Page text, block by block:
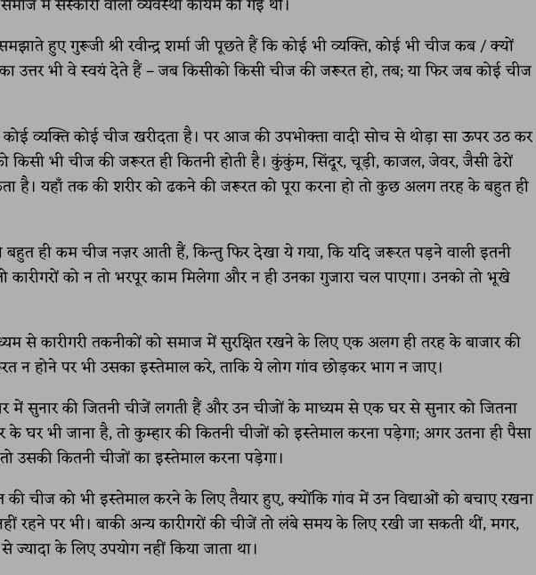
में संस्कारों वाली व्यवस्था कायम की गई थी।
हुए गुरूजी श्री रवीन्द्र शर्मा जी पूछते हैं कि कोई भी व्यक्ति, कोई भी चीज कब / क्यों
उत्तर भी वे स्वयं देते हैं – जब किसीको किसी चीज की जरूरत हो, तब; या फिर जब कोई चीज
कोई व्यक्ति कोई चीज खरीदता है। पर आज की उपभोक्ता वादी सोच से थोड़ा सा ऊपर उठ कर
भी चीज की जरूरत ही कितनी होती है। कुंकुंम, सिंदूर, चूड़ी, काजल, जेवर, जैसी ढेरों
है। यहाँ तक की शरीर को ढकने की जरूरत को पूरा करना हो तो कुछ अलग तरह के बहुत ही
ही कम चीज नज़र आती हैं, किन्तु फिर देखा ये गया, कि यदि जरूरत पड़ने वाली इतनी
कारीगरों को न तो भरपूर काम मिलेगा और न ही उनका गुजारा चल पाएगा। उनको तो भूखे
से कारीगरी तकनीकों को समाज में सुरक्षित रखने के लिए एक अलग ही तरह के बाजार की
न होने पर भी उसका इस्तेमाल करे, ताकि ये लोग गांव छोड़कर भाग न जाए।
में सुनार की जितनी चीजें लगती हैं और उन चीजों के माध्यम से एक घर से सुनार को जितना
घर भी जाना है, तो कुम्हार की कितनी चीजों को इस्तेमाल करना पड़ेगा; अगर उतना ही पैसा
उसकी कितनी चीजों का इस्तेमाल करना पड़ेगा।
की चीज को भी इस्तेमाल करने के लिए तैयार हुए, क्योंकि गांव में उन विद्याओं को बचाए रखना
रहने पर भी। बाकी अन्य कारीगरों की चीजें तो लंबे समय के लिए रखी जा सकती थीं, मगर,
के लिए उपयोग नहीं किया जाता था।